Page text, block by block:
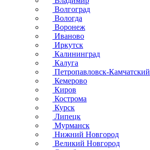
Волгоград
Вологда
Воронеж
Иваново
Иркутск
Калининград
Калуга
Петропавловск-Камчатский
Кемерово
Киров
Кострома
Курск
Липецк
Мурманск
Нижний Новгород
Великий Новгород